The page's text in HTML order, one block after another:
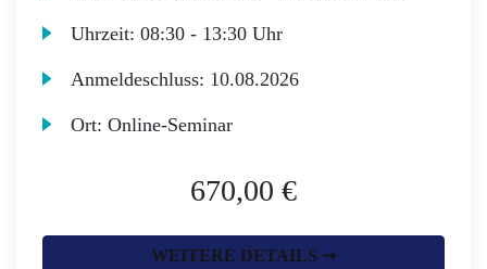
Uhrzeit:08:30 - 13:30 Uhr
Anmeldeschluss: 10.08.2026
Ort:Online-Seminar
670,00 €
WEITERE DETAILS ➞